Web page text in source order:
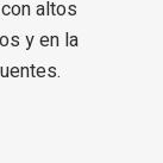
altos
y en la